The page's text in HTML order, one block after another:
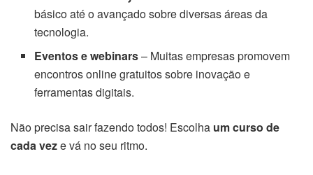
básico até o avançado sobre diversas áreas da
tecnologia.
Eventos e webinars– Muitas empresas promovem
encontros online gratuitos sobre inovação e
ferramentas digitais.
Não precisa sair fazendo todos! Escolha um curso de
cada veze vá no seu ritmo.